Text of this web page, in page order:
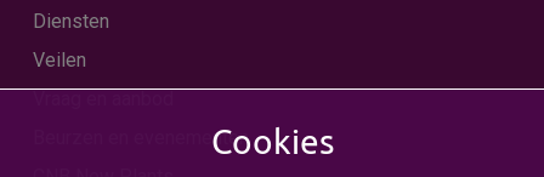
Diensten
Veilen
Beurzen en evenementenCookies